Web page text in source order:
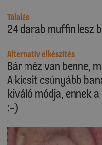
Tálalás
24 darab muffin lesz
Alternatív elkészítés
Bár méz van benne,
A kicsit csúnyább
kiváló módja, ennek
:-)